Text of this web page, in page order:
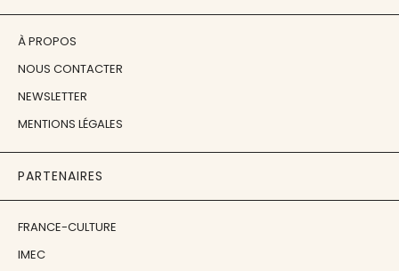
À PROPOS
NOUS CONTACTER
NEWSLETTER
MENTIONS LÉGALES
PARTENAIRES
FRANCE-CULTURE
IMEC